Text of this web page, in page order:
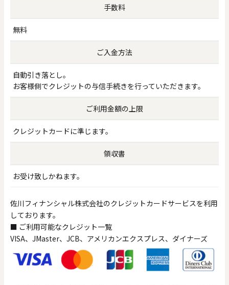
手数料
無料
ご入金方法
自動引き落とし。
お客様側でクレジットの与信手続きを行っていただきます。
ご利用金額の上限
クレジットカードに準じます。
領収書
お受け致しかねます。
佐川フィナンシャル株式会社のクレジットカードサービスを利用
しております。
■ ご利用可能なクレジット一覧
VISA、JMaster、JCB、アメリカンエクスプレス、ダイナーズ